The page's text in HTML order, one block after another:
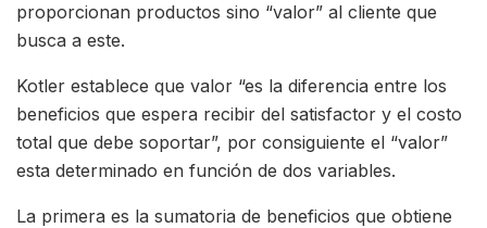
proporcionan productos sino “valor” al cliente que
busca a este.
Kotler establece que valor “es la diferencia entre los
beneficios que espera recibir del satisfactor y el costo
total que debe soportar”, por consiguiente el “valor”
esta determinado en función de dos variables.
La primera es la sumatoria de beneficios que obtiene